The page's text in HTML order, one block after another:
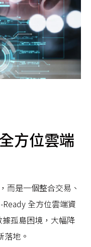
方位雲端
而是一個整合交易、
全方位雲端資
孤島困境，大幅降
地。